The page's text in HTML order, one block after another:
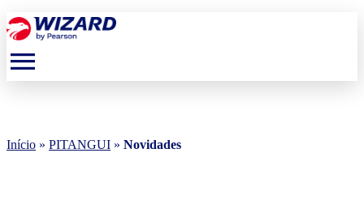
menu
Início » PITANGUI » Novidades